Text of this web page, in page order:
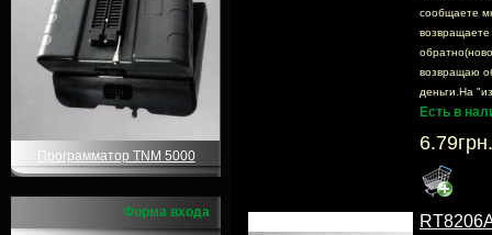
Программатор TNM 5000
Форма входа
сообщаете
возвращаете
возвращаю
деньги.На
Есть в
6.79грн.